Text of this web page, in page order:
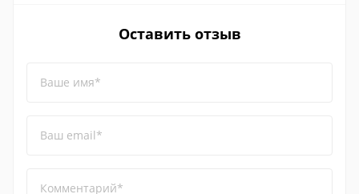
Оставить отзыв
Ваше имя*
Ваш email*
Комментарий*